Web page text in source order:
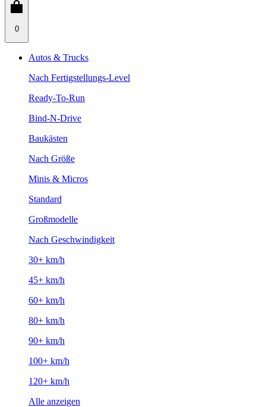
0
Autos & Trucks
Nach Fertigstellungs-Level
Ready-To-Run
Bind-N-Drive
Baukästen
Nach Größe
Minis & Micros
Standard
Großmodelle
Nach Geschwindigkeit
30+ km/h
45+ km/h
60+ km/h
80+ km/h
90+ km/h
100+ km/h
120+ km/h
Alle anzeigen